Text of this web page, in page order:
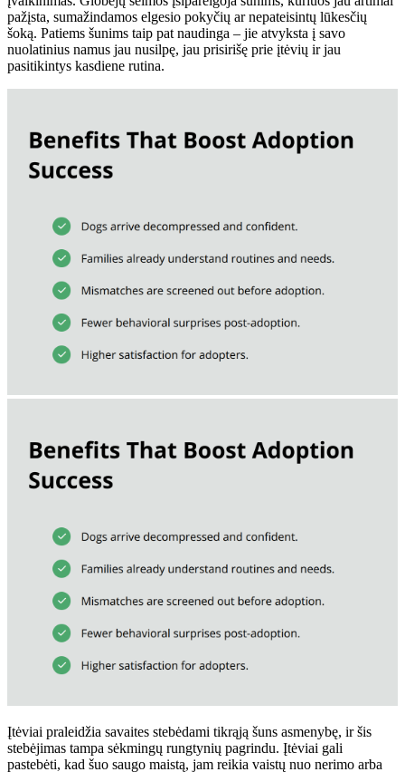
pažįsta, sumažindamos elgesio pokyčių ar nepateisintų lūkesčių
šoką. Patiems šunims taip pat naudinga – jie atvyksta į savo
nuolatinius namus jau nusilpę, jau prisirišę prie įtėvių ir jau
pasitikintys kasdiene rutina.
Įtėviai praleidžia savaites stebėdami tikrąją šuns asmenybę, ir šis
stebėjimas tampa sėkmingų rungtynių pagrindu. Įtėviai gali
pastebėti, kad šuo saugo maistą, jam reikia vaistų nuo nerimo arba